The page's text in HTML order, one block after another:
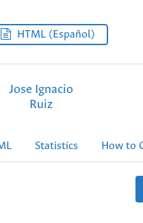
HTML (Español)
Jose Ignacio
Ruiz
Statistics How to